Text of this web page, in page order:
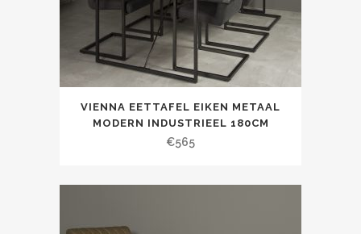
VIENNA EETTAFEL EIKEN METAAL
MODERN INDUSTRIEEL 180CM
€565